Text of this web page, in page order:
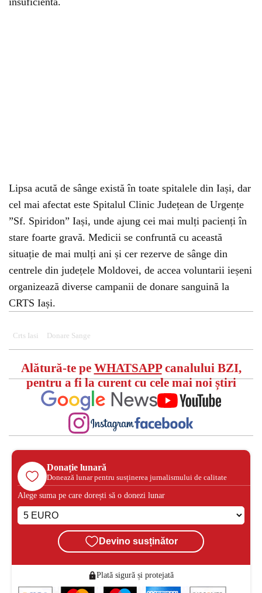
Lipsa acută de sânge există în toate spitalele din Iași, dar
cel mai afectat este Spitalul Clinic Județean de Urgențe
”Sf. Spiridon” Iași, unde ajung cei mai mulți pacienți în
stare foarte gravă. Medicii se confruntă cu această
situație de mai mulți ani și cer rezerve de sânge din
centrele din județele Moldovei, de accea voluntarii ieșeni
organizează diverse campanii de donare sanguină la
CRTS Iași.
Crts Iasi Donare Sange
Alătură-te pe WHATSAPPcanalului BZI,
pentru a fi la curent cu cele mai noi știri
Donație lunară
Donează lunar pentru susținerea jurnalismului de calitate
Alege suma pe care dorești să o donezi lunar
Devino susținător
Plată sigură și protejată